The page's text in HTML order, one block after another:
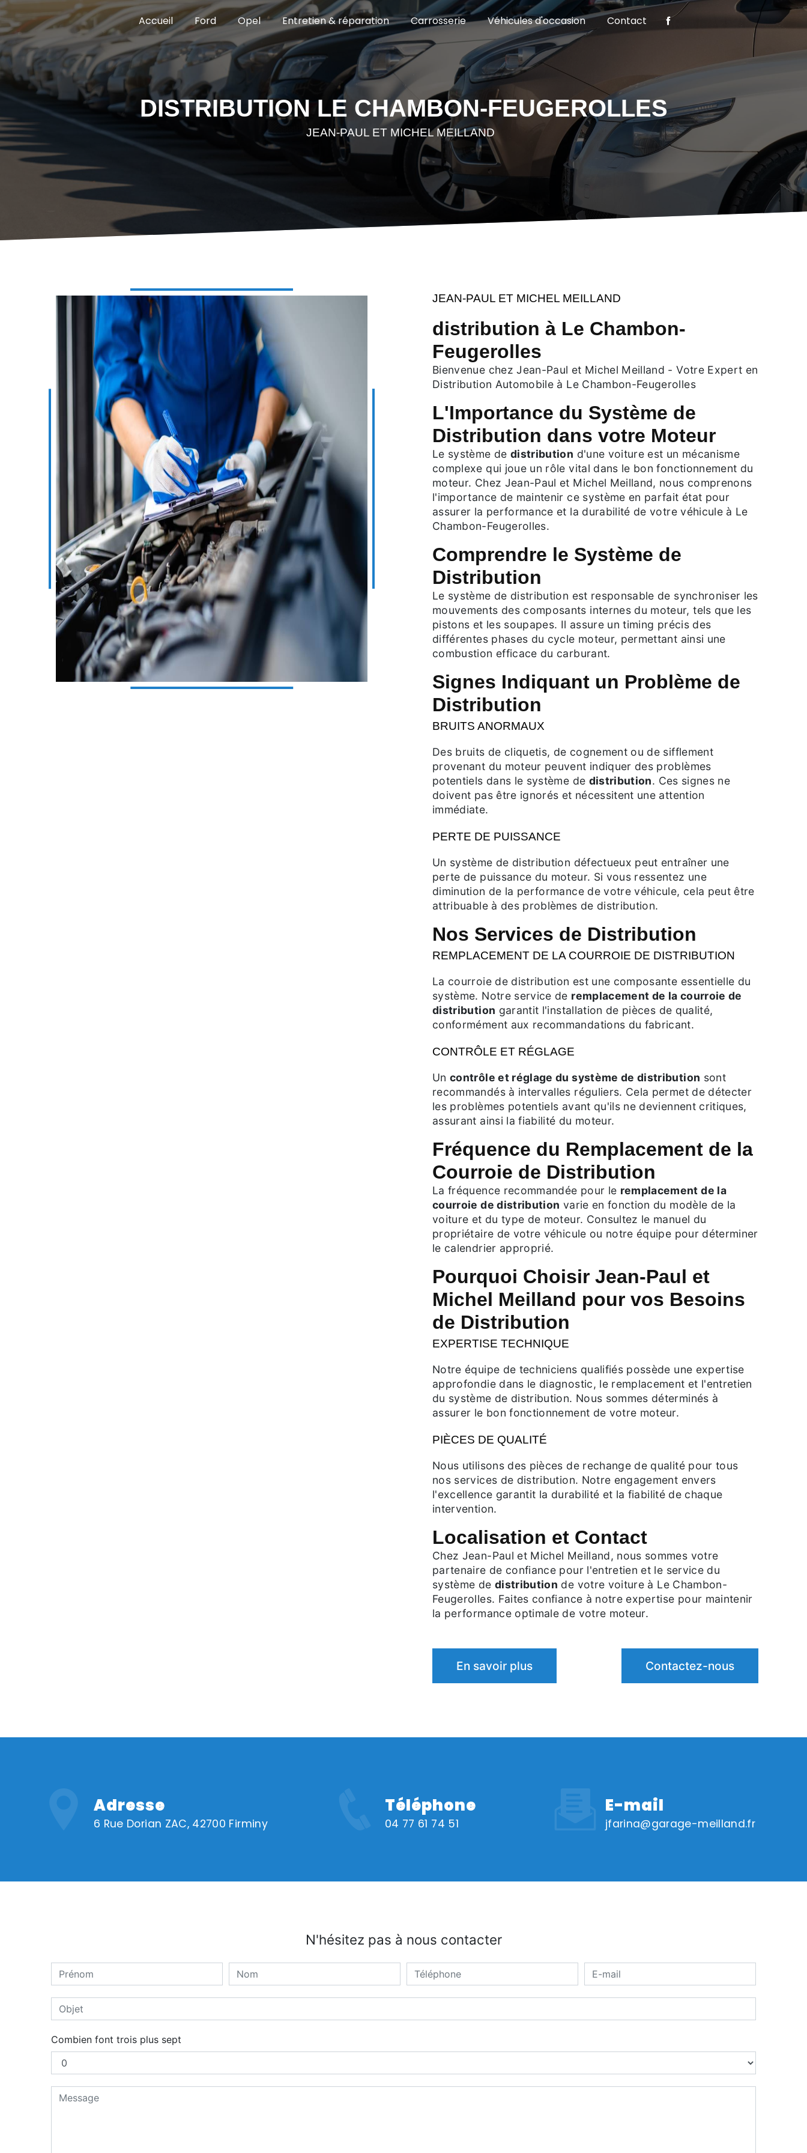
Accueil Ford Opel Entretien & réparation Carrosserie Véhicules d'occasion Contact
DISTRIBUTION LE CHAMBON-FEUGEROLLES
JEAN-PAUL ET MICHEL MEILLAND
JEAN-PAUL ET MICHEL MEILLAND
distribution à Le Chambon-
Feugerolles
Bienvenue chez Jean-Paul et Michel Meilland - Votre Expert en
Distribution Automobile à Le Chambon-Feugerolles
L'Importance du Système de
Distribution dans votre Moteur
Le système de distribution d'une voiture est un mécanisme
complexe qui joue un rôle vital dans le bon fonctionnement du
moteur. Chez Jean-Paul et Michel Meilland, nous comprenons
l'importance de maintenir ce système en parfait état pour
assurer la performance et la durabilité de votre véhicule à Le
Chambon-Feugerolles.
Comprendre le Système de
Distribution
Le système de distribution est responsable de synchroniser les
mouvements des composants internes du moteur, tels que les
pistons et les soupapes. Il assure un timing précis des
différentes phases du cycle moteur, permettant ainsi une
combustion efficace du carburant.
Signes Indiquant un Problème de
Distribution
BRUITS ANORMAUX
Des bruits de cliquetis, de cognement ou de sifflement
provenant du moteur peuvent indiquer des problèmes
potentiels dans le système de distribution. Ces signes ne
doivent pas être ignorés et nécessitent une attention
immédiate.
PERTE DE PUISSANCE
Un système de distribution défectueux peut entraîner une
perte de puissance du moteur. Si vous ressentez une
diminution de la performance de votre véhicule, cela peut être
attribuable à des problèmes de distribution.
Nos Services de Distribution
REMPLACEMENT DE LA COURROIE DE DISTRIBUTION
La courroie de distribution est une composante essentielle du
système. Notre service de remplacement de la courroie de
distribution garantit l'installation de pièces de qualité,
conformément aux recommandations du fabricant.
CONTRÔLE ET RÉGLAGE
Uncontrôle et réglage du système de distribution sont
recommandés à intervalles réguliers. Cela permet de détecter
les problèmes potentiels avant qu'ils ne deviennent critiques,
assurant ainsi la fiabilité du moteur.
Fréquence du Remplacement de la
Courroie de Distribution
La fréquence recommandée pour le remplacement de la
courroie de distribution varie en fonction du modèle de la
voiture et du type de moteur. Consultez le manuel du
propriétaire de votre véhicule ou notre équipe pour déterminer
le calendrier approprié.
Pourquoi Choisir Jean-Paul et
Michel Meilland pour vos Besoins
de Distribution
EXPERTISE TECHNIQUE
Notre équipe de techniciens qualifiés possède une expertise
approfondie dans le diagnostic, le remplacement et l'entretien
du système de distribution. Nous sommes déterminés à
assurer le bon fonctionnement de votre moteur.
PIÈCES DE QUALITÉ
Nous utilisons des pièces de rechange de qualité pour tous
nos services de distribution. Notre engagement envers
l'excellence garantit la durabilité et la fiabilité de chaque
intervention.
Localisation et Contact
Chez Jean-Paul et Michel Meilland, nous sommes votre
partenaire de confiance pour l'entretien et le service du
système de distribution de votre voiture à Le Chambon-
Feugerolles. Faites confiance à notre expertise pour maintenir
la performance optimale de votre moteur.
En savoir plus Contactez-nous
Adresse
6 Rue Dorian ZAC, 42700 Firminy
Téléphone
04 77 61 74 51
E-mail
jfarina@garage-meilland.fr
N'hésitez pas à nous contacter
Combien font trois plus sept
Panneau de gestion des cookies